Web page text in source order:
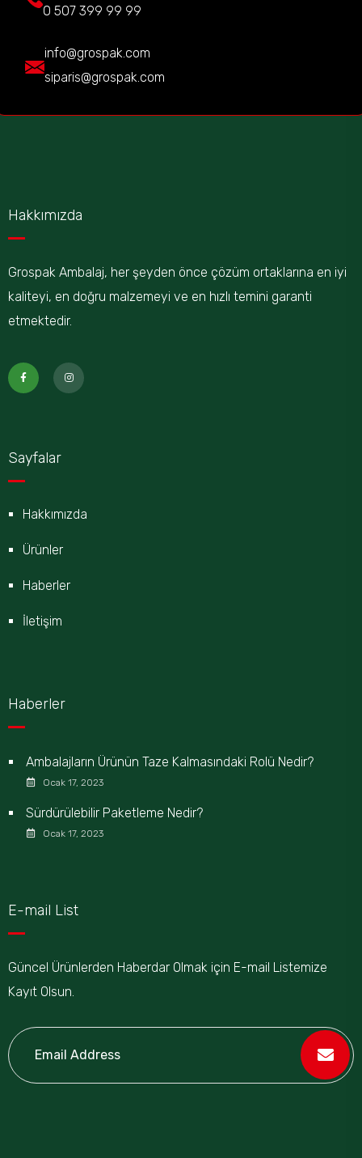
0 507 399 99 99
info@grospak.com
siparis@grospak.com
Hakkımızda
Grospak Ambalaj, her şeyden önce çözüm ortaklarına en iyi
kaliteyi, en doğru malzemeyi ve en hızlı temini garanti
etmektedir.
Sayfalar
Hakkımızda
Ürünler
Haberler
İletişim
Haberler
Ambalajların Ürünün Taze Kalmasındaki Rolü Nedir?
Ocak 17, 2023
Sürdürülebilir Paketleme Nedir?
Ocak 17, 2023
E-mail List
Güncel Ürünlerden Haberdar Olmak için E-mail Listemize
Kayıt Olsun.